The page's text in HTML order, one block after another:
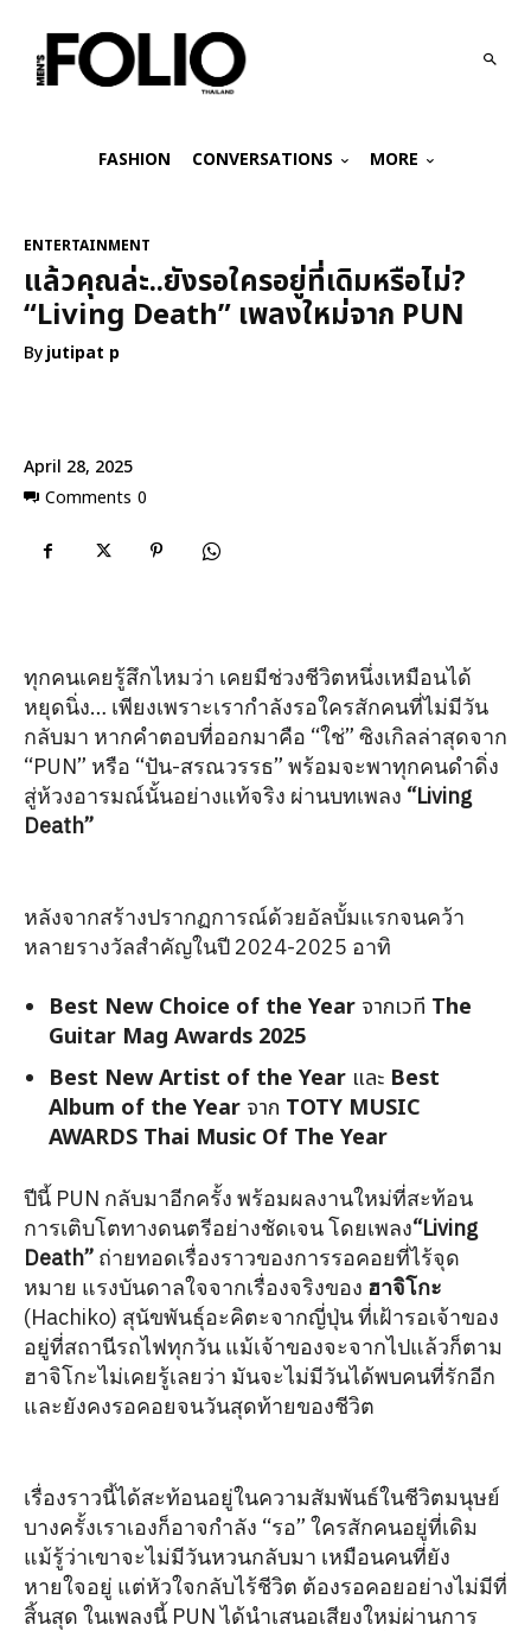
FASHION CONVERSATIONS MORE
April 28, 2025
Comments 0
ENTERTAINMENT
แล้วคุณล่ะ..ยังรอใครอยู่ที่เดิมหรือไม่?
“Living Death” เพลงใหม่จาก PUN
Byjutipat p
ทุกคนเคยรู้สึกไหมว่า เคยมีช่วงชีวิตหนึ่งเหมือนได้
หยุดนิ่ง… เพียงเพราะเรากำลังรอใครสักคนที่ไม่มีวัน
กลับมา หากคำตอบที่ออกมาคือ “ใช่” ซิงเกิลล่าสุดจาก
“PUN” หรือ “ปัน-สรณวรรธ” พร้อมจะพาทุกคนดำดิ่ง
สู่ห้วงอารมณ์นั้นอย่างแท้จริง ผ่านบทเพลง “Living
Death”
หลังจากสร้างปรากฏการณ์ด้วยอัลบั้มแรกจนคว้า
หลายรางวัลสำคัญในปี 2024-2025 อาทิ
Best New Choice of the Year จากเวที The
Guitar Mag Awards 2025
Best New Artist of the Year และ Best
Album of the Year จาก TOTY MUSIC
AWARDS Thai Music Of The Year
ปีนี้ PUN กลับมาอีกครั้ง พร้อมผลงานใหม่ที่สะท้อน
การเติบโตทางดนตรีอย่างชัดเจน โดยเพลง“Living
Death” ถ่ายทอดเรื่องราวของการรอคอยที่ไร้จุด
หมาย แรงบันดาลใจจากเรื่องจริงของ ฮาจิโกะ
(Hachiko) สุนัขพันธุ์อะคิตะจากญี่ปุ่น ที่เฝ้ารอเจ้าของ
อยู่ที่สถานีรถไฟทุกวัน แม้เจ้าของจะจากไปแล้วก็ตาม
ฮาจิโกะไม่เคยรู้เลยว่า มันจะไม่มีวันได้พบคนที่รักอีก
และยังคงรอคอยจนวันสุดท้ายของชีวิต
เรื่องราวนี้ได้สะท้อนอยู่ในความสัมพันธ์ในชีวิตมนุษย์
บางครั้งเราเองก็อาจกำลัง “รอ” ใครสักคนอยู่ที่เดิม
แม้รู้ว่าเขาจะไม่มีวันหวนกลับมา เหมือนคนที่ยัง
หายใจอยู่ แต่หัวใจกลับไร้ชีวิต ต้องรอคอยอย่างไม่มีที่
สิ้นสุด ในเพลงนี้ PUN ได้นำเสนอเสียงใหม่ผ่านการ